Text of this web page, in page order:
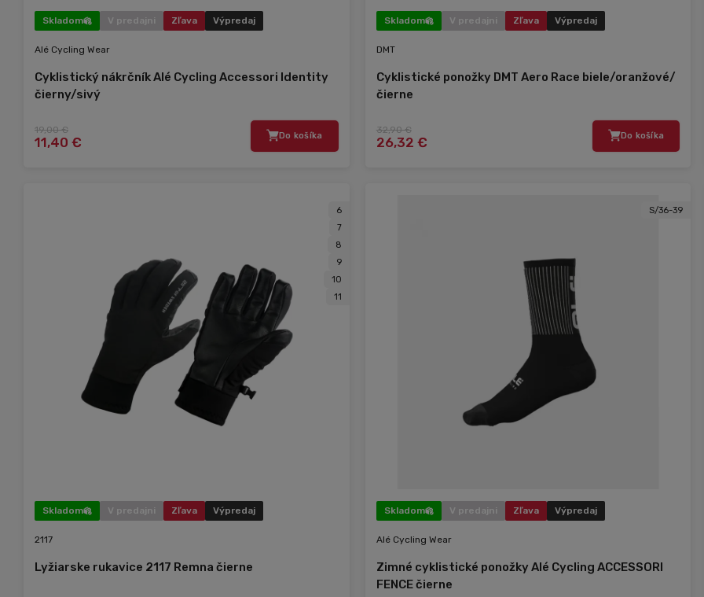
Skladom V predajni Zľava Výpredaj
Alé Cycling Wear
Cyklistický nákrčník Alé Cycling Accessori Identity
čierny/sivý
19,00 €
11,40 € Do košíka
Skladom V predajni Zľava Výpredaj
DMT
Cyklistické ponožky DMT Aero Race biele/oranžové/
čierne
32,90 €
26,32 € Do košíka
6
7
8
9
10
11
Skladom V predajni Zľava Výpredaj
2117
Lyžiarske rukavice 2117 Remna čierne
S/36-39
Skladom V predajni Zľava Výpredaj
Alé Cycling Wear
Zimné cyklistické ponožky Alé Cycling ACCESSORI
FENCE čierne